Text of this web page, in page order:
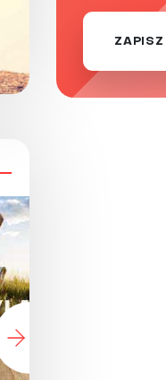
ZAPISZ